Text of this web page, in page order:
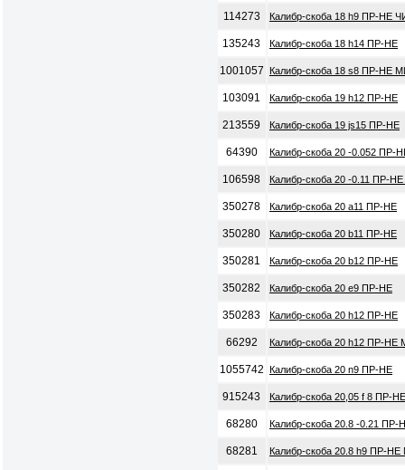
114273 Калибр-скоба 18 h9 ПР-НЕ
135243 Калибр-скоба 18 h14 ПР-НЕ
1001057 Калибр-скоба 18 s8 ПР-НЕ
103091 Калибр-скоба 19 h12 ПР-НЕ
213559 Калибр-скоба 19 js15 ПР-НЕ
64390 Калибр-скоба 20 -0.052 ПР-
106598 Калибр-скоба 20 -0.11 ПР-
350278 Калибр-скоба 20 a11 ПР-НЕ
350280 Калибр-скоба 20 b11 ПР-НЕ
350281 Калибр-скоба 20 b12 ПР-НЕ
350282 Калибр-скоба 20 e9 ПР-НЕ
350283 Калибр-скоба 20 h12 ПР-НЕ
66292 Калибр-скоба 20 h12 ПР-НЕ
1055742 Калибр-скоба 20 n9 ПР-НЕ
915243 Калибр-скоба 20,05 f 8 ПР-
68280 Калибр-скоба 20.8 -0.21
68281 Калибр-скоба 20.8 h9 ПР-